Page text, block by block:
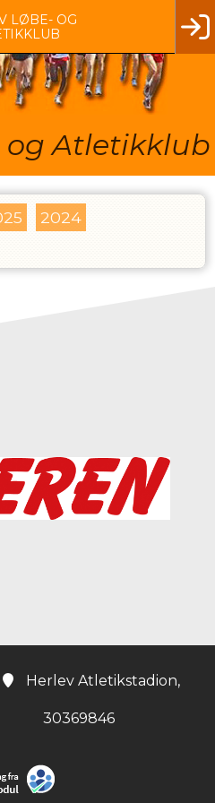
LØBE- OG
og Atletikklub
2024
Herlev Atletikstadion,
30369846